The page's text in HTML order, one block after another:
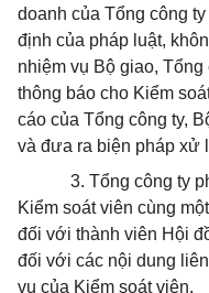
doanh của Tổng công
định của pháp luật,
nhiệm vụ Bộ giao,
thông báo cho Kiểm
cáo của Tổng công ty,
và đưa ra biện pháp xử
3. Tổng công ty
Kiểm soát viên cùng
đối với thành viên Hội
đối với các nội dung
vụ của Kiểm soát viên.